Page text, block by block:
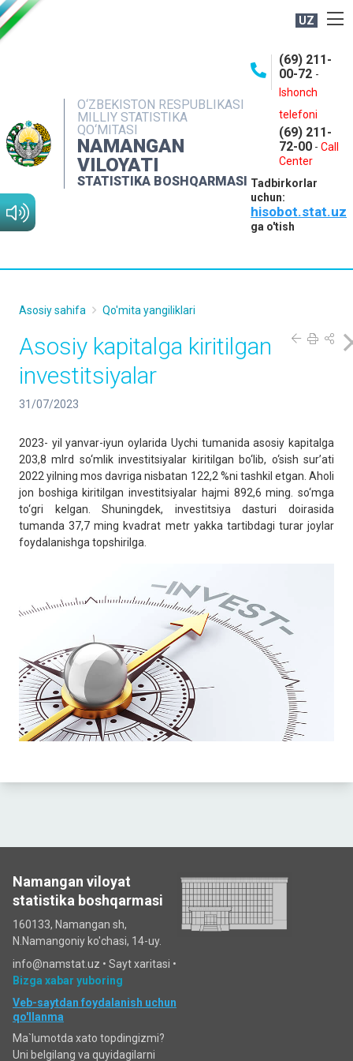
UZ
O‘ZBEKISTON RESPUBLIKASI
MILLIY STATISTIKA
QO‘MITASI
NAMANGAN
VILOYATI
STATISTIKA BOSHQARMASI
(69) 211-
00-72 -
Ishonch
telefoni
(69) 211-
72-00 - Call
Center
Tadbirkorlar
uchun:
hisobot.stat.uz
ga o'tish
NASHRLAR
INTERAKTIV XIZMATLAR
MATBUOT XIZMATI
MUROJAATLAR
Asosiy sahifa Qo'mita yangiliklari
Asosiy kapitalga kiritilgan
investitsiyalar
31/07/2023
2023- yil yanvar-iyun oylarida Uychi tumanida asosiy kapitalga
203,8 mlrd so‘mlik investitsiyalar kiritilgan bo‘lib, o‘sish sur’ati
2022 yilning mos davriga nisbatan 122,2 %ni tashkil etgan. Aholi
jon boshiga kiritilgan investitsiyalar hajmi 892,6 ming. so‘mga
to‘gri kelgan. Shuningdek, investitsiya dasturi doirasida
tumanda 37,7 ming kvadrat metr yakka tartibdagi turar joylar
foydalanishga topshirilga.
Namangan viloyat
statistika boshqarmasi
160133, Namangan sh,
N.Namangoniy ko'chasi, 14-uy.
info@namstat.uz • Sayt xaritasi •
Bizga xabar yuboring
Veb-saytdan foydalanish uchun
qo'llanma
Ma`lumotda xato topdingizmi?
Uni belgilang va quyidagilarni